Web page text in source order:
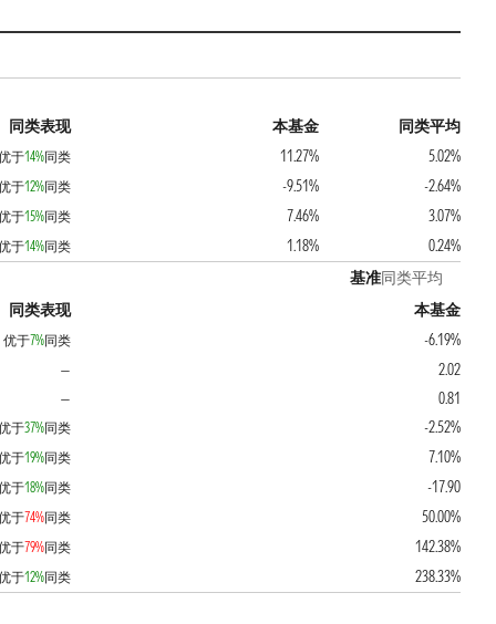
同类表现 本基金
同类平均
于14%同类 11.27%
5.02%
于12%同类 -9.51%
-2.64%
于15%同类 7.46%
3.07%
于14%同类 1.18% 0.24%
基准同类平均
同类表现
本基金
优于7%同类
-6.19%
—
2.02
—
0.81
于37%同类
-2.52%
于19%同类
7.10%
于18%同类
-17.90
于74%同类
50.00%
于79%同类
142.38%
于12%同类 238.33%